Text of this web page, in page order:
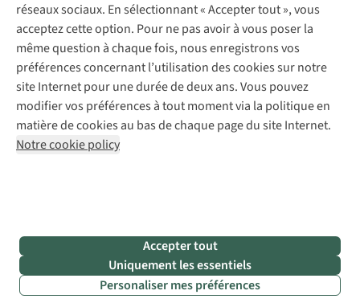
réseaux sociaux. En sélectionnant « Accepter tout », vous
acceptez cette option. Pour ne pas avoir à vous poser la
même question à chaque fois, nous enregistrons vos
préférences concernant l’utilisation des cookies sur notre
site Internet pour une durée de deux ans. Vous pouvez
modifier vos préférences à tout moment via la politique en
matière de cookies au bas de chaque page du site Internet.
Notre cookie policy
Accepter tout
Uniquement les essentiels
Personaliser mes préférences
Mentions légales
Politique de confidentialité
Conditions générales
Cookie Policy
AS Adventure Luxemburg SA,